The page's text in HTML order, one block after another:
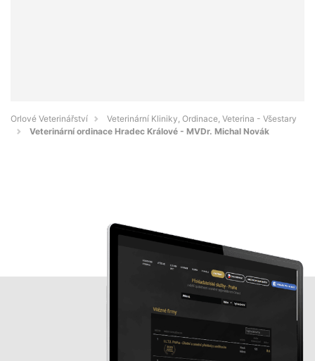
Orlové Veterinářství
Veterinární Kliniky, Ordinace, Veterina - Všestary
Veterinární ordinace Hradec Králové - MVDr. Michal Novák